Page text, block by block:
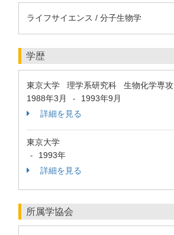
ライフサイエンス / 分子生物学
学歴
東京大学 理学系研究科 生物化学専攻
1988年3月
-
1993年9月
詳細を見る
東京大学
-
1993年
詳細を見る
所属学協会